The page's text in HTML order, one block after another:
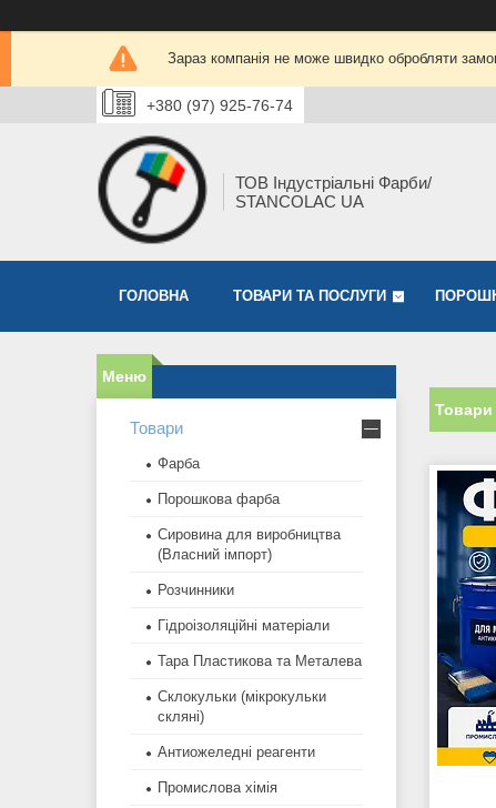
Зараз компанія не може швидко обробляти
+380 (97) 925-76-74
ТОВ Індустріальні Фарби/
STANCOLAC UA
ГОЛОВНА ТОВАРИ ТА ПОСЛУГИ
Товари
Товари
Фарба
Порошкова фарба
Сировина для виробництва
(Власний імпорт)
Розчинники
Гідроізоляційні матеріали
Тара Пластикова та Металева
Склокульки (мікрокульки
скляні)
Антиожеледні реагенти
Промислова хімія